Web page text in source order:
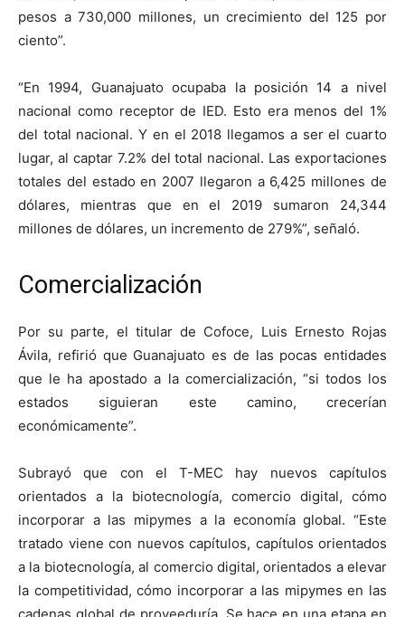
pesos a 730,000 millones, un crecimiento del 125 por
ciento”.
“En 1994, Guanajuato ocupaba la posición 14 a nivel
nacional como receptor de IED. Esto era menos del 1%
del total nacional. Y en el 2018 llegamos a ser el cuarto
lugar, al captar 7.2% del total nacional. Las exportaciones
totales del estado en 2007 llegaron a 6,425 millones de
dólares, mientras que en el 2019 sumaron 24,344
millones de dólares, un incremento de 279%”, señaló.
Comercialización
Por su parte, el titular de Cofoce, Luis Ernesto Rojas
Ávila, refirió que Guanajuato es de las pocas entidades
que le ha apostado a la comercialización, “si todos los
estados siguieran este camino, crecerían
económicamente”.
Subrayó que con el T-MEC hay nuevos capítulos
orientados a la biotecnología, comercio digital, cómo
incorporar a las mipymes a la economía global. “Este
tratado viene con nuevos capítulos, capítulos orientados
a la biotecnología, al comercio digital, orientados a elevar
la competitividad, cómo incorporar a las mipymes en las